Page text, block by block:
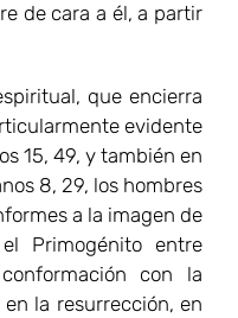
de cara a él, a partir
que encierra
evidente
15, 49, y también en
8, 29, los hombres
a la imagen de
Primogénito entre
con la
la resurrección, en